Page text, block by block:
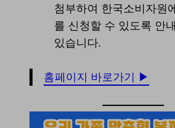
첨부하여 한국소비자원
를 신청할 수 있도록 안
있습니다.
홈페이지 바로가기 ▶